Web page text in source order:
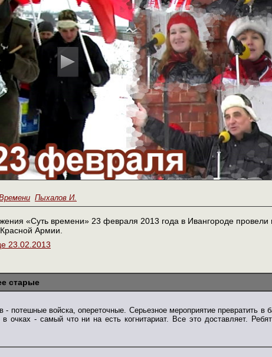
Пыхалов И.
«Суть времени» 23 февраля 2013 года в Ивангороде провели
Армии.
23.02.2013
старые
потешные войска, опереточные. Серьезное мероприятие превратить в
очках - самый что ни на есть когнитариат. Все это доставляет.